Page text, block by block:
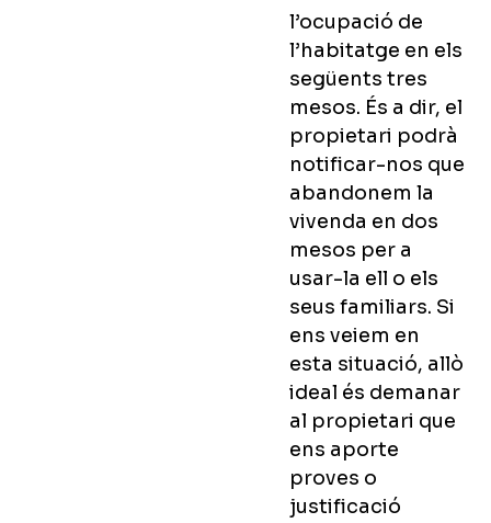
l’ocupació de
l’habitatge en els
següents tres
mesos. És a dir, el
propietari podrà
notificar-nos que
abandonem la
vivenda en dos
mesos per a
usar-la ell o els
seus familiars. Si
ens veiem en
esta situació, allò
ideal és demanar
al propietari que
ens aporte
proves o
justificació